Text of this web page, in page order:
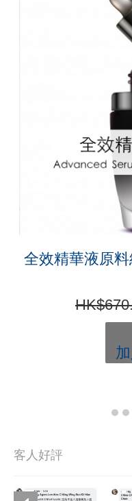
全效精華液原料
客人好評